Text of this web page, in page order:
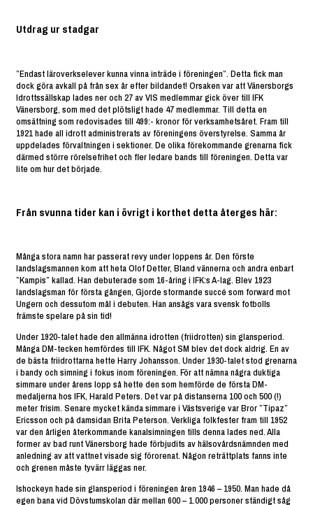
Utdrag ur stadgar
”Endast läroverkselever kunna vinna inträde i föreningen”. Detta fick man
dock göra avkall på från sex år efter bildandet! Orsaken var att Vänersborgs
Idrottssällskap lades ner och 27 av VIS medlemmar gick över till IFK
Vänersborg, som med det plötsligt hade 47 medlemmar. Till detta en
omsättning som redovisades till 499:- kronor för verksamhetsåret. Fram till
1921 hade all idrott administrerats av föreningens överstyrelse. Samma år
uppdelades förvaltningen i sektioner. De olika förekommande grenarna fick
därmed större rörelsefrihet och fler ledare bands till föreningen. Detta var
lite om hur det började.
Från svunna tider kan i övrigt i korthet detta återges här:
Många stora namn har passerat revy under loppens år. Den förste
landslagsmannen kom att heta Olof Detter, Bland vännerna och andra enbart
”Kampis” kallad. Han debuterade som 16-åring i IFK:s A-lag. Blev 1923
landslagsman för första gången, Gjorde stormande succé som forward mot
Ungern och dessutom mål i debuten. Han ansågs vara svensk fotbolls
främste spelare på sin tid!
Under 1920-talet hade den allmänna idrotten (friidrotten) sin glansperiod.
Många DM-tecken hemfördes till IFK. Något SM blev det dock aldrig. En av
de bästa friidrottarna hette Harry Johansson. Under 1930-talet stod grenarna
i bandy och simning i fokus inom föreningen. För att nämna några duktiga
simmare under årens lopp så hette den som hemförde de första DM-
medaljerna hos IFK, Harald Peters. Det var på distanserna 100 och 500 (!)
meter frisim. Senare mycket kända simmare i Västsverige var Bror ”Tipaz”
Ericsson och på damsidan Brita Peterson. Verkliga folkfester fram till 1952
var den årligen återkommande kanalsimningen tills denna lades ned. Alla
former av bad runt Vänersborg hade förbjudits av hälsovårdsnämnden med
anledning av att vattnet visade sig förorenat. Någon reträttplats fanns inte
och grenen måste tyvärr läggas ner.
Ishockeyn hade sin glansperiod i föreningen åren 1946 – 1950. Man hade då
egen bana vid Dövstumskolan där mellan 600 – 1.000 personer ständigt såg